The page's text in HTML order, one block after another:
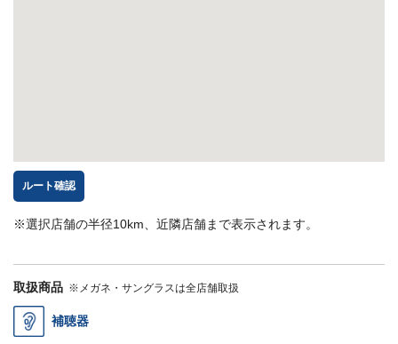
取扱商品 ※メガネ・サングラスは全店舗取扱
補聴器
ルート確認
※選択店舗の半径10km、近隣店舗まで表示されます。